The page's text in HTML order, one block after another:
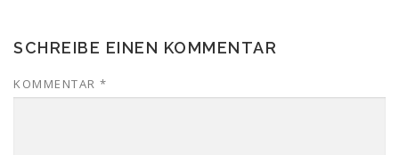
SCHREIBE EINEN KOMMENTAR
KOMMENTAR *